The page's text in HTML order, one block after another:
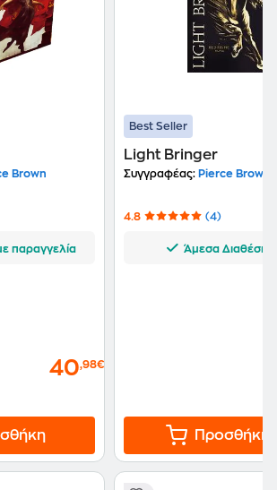
Brown
παραγγελία
40,98€
Best Seller
Light Bringer
Συγγραφέας: Pierce Brown
4.8 (4)
Άμεσα Διαθέσιμο
Προσθήκη